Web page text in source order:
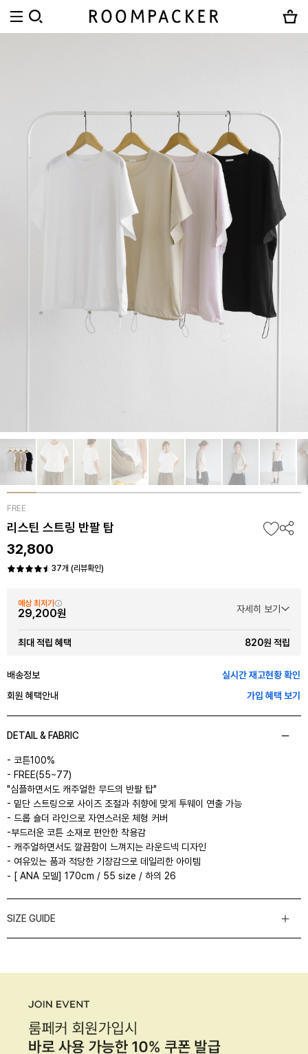
FREE
리스틴 스트링 반팔 탑
32,800
37개 (리뷰확인)
예상 최저가
29,200원 자세히 보기
최대 적립 혜택 820원 적립
배송정보
실시간 재고현황 확인
회원 혜택안내
가입 혜택 보기
DETAIL & FABRIC
- 코튼100%
- FREE(55~77)
"심플하면서도 캐주얼한 무드의 반팔 탑"
- 밑단 스트링으로 사이즈 조절과 취향에 맞게 투웨이 연출 가능
- 드롭 숄더 라인으로 자연스러운 체형 커버
-부드러운 코튼 소재로 편안한 착용감
- 캐주얼하면서도 깔끔함이 느껴지는 라운드넥 디자인
- 여유있는 품과 적당한 기장감으로 데일리한 아이템
- [ ANA 모델] 170cm / 55 size / 하의 26
SIZE GUIDE